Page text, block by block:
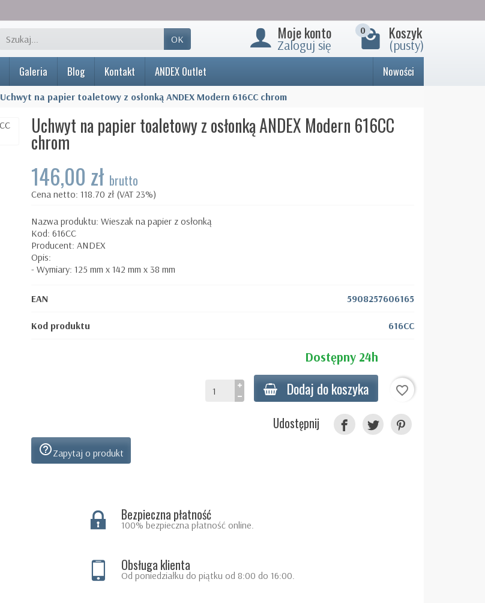
OK Moje konto
Zaloguj się
0 Koszyk
(pusty)
Galeria Blog Kontakt ANDEX Outlet Nowości
Uchwyt na papier toaletowy z osłonką ANDEX Modern 616CC chrom
Uchwyt na papier toaletowy z osłonką ANDEX Modern 616CC
chrom
146,00 zł brutto
Cena netto: 118.70 zł (VAT 23%)
Nazwa produktu: Wieszak na papier z osłonką
Kod: 616CC
Producent: ANDEX
Opis:
- Wymiary: 125 mm x 142 mm x 38 mm
EAN 5908257606165
Kod produktu 616CC
Dostępny 24h
Dodaj do koszyka favorite_border
Udostępnij
help_outlineZapytaj o produkt
Bezpieczna płatność
100% bezpieczna płatność online.
Obsługa klienta
Od poniedziałku do piątku od 8:00 do 16:00.